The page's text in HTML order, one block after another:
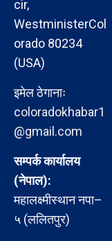
cir,
WestministerCol
orado 80234
(USA)
इमेल ठेगानाः
coloradokhabar1
@gmail.com
सम्पर्क कार्यालय
(नेपाल):
महालक्ष्मीस्थान नपा–
५ (ललितपुर)